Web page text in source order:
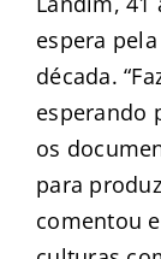
espera
década.
esperando
os
para
comentou